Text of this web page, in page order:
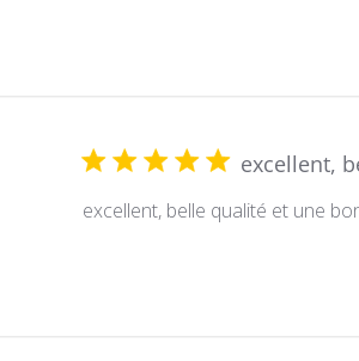
excellent,
excellent, belle qualité et une